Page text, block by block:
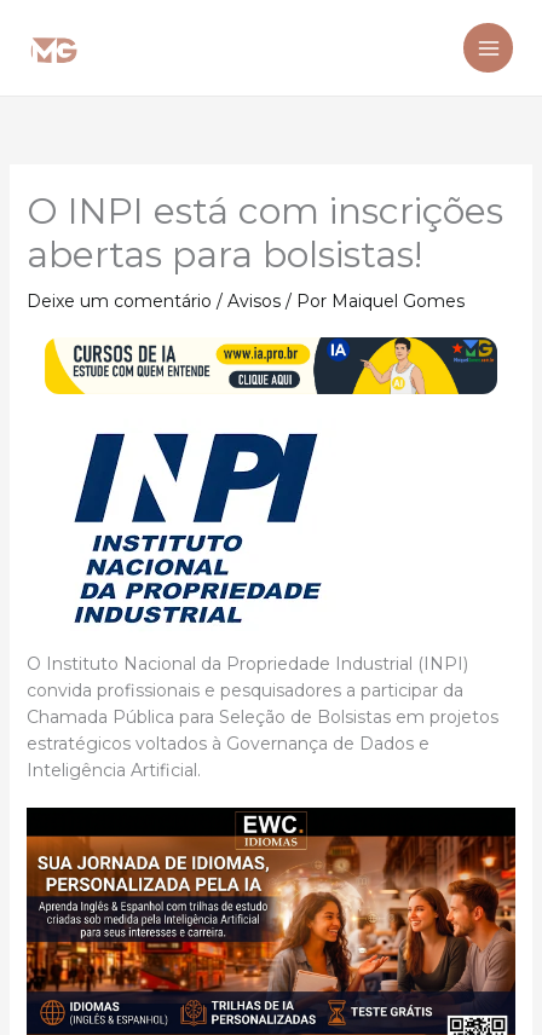
para
O INPI está com inscrições
abertas para bolsistas!
Deixe um comentário / Avisos/ Por Maiquel Gomes
O Instituto Nacional da Propriedade Industrial (INPI)
convida profissionais e pesquisadores a participar da
Chamada Pública para Seleção de Bolsistas em projetos
estratégicos voltados à Governança de Dados e
Inteligência Artificial.